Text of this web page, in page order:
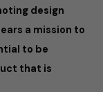
design
a mission to
to be
that is